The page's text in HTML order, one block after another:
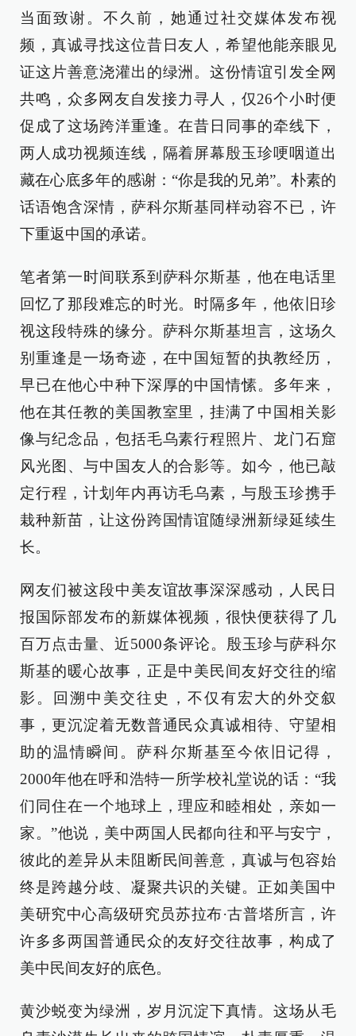
当面致谢。不久前，她通过社交媒体发布视
频，真诚寻找这位昔日友人，希望他能亲眼见
证这片善意浇灌出的绿洲。这份情谊引发全网
共鸣，众多网友自发接力寻人，仅26个小时便
促成了这场跨洋重逢。在昔日同事的牵线下，
两人成功视频连线，隔着屏幕殷玉珍哽咽道出
藏在心底多年的感谢：“你是我的兄弟”。朴素的
话语饱含深情，萨科尔斯基同样动容不已，许
下重返中国的承诺。
笔者第一时间联系到萨科尔斯基，他在电话里
回忆了那段难忘的时光。时隔多年，他依旧珍
视这段特殊的缘分。萨科尔斯基坦言，这场久
别重逢是一场奇迹，在中国短暂的执教经历，
早已在他心中种下深厚的中国情愫。多年来，
他在其任教的美国教室里，挂满了中国相关影
像与纪念品，包括毛乌素行程照片、龙门石窟
风光图、与中国友人的合影等。如今，他已敲
定行程，计划年内再访毛乌素，与殷玉珍携手
栽种新苗，让这份跨国情谊随绿洲新绿延续生
长。
网友们被这段中美友谊故事深深感动，人民日
报国际部发布的新媒体视频，很快便获得了几
百万点击量、近5000条评论。殷玉珍与萨科尔
斯基的暖心故事，正是中美民间友好交往的缩
影。回溯中美交往史，不仅有宏大的外交叙
事，更沉淀着无数普通民众真诚相待、守望相
助的温情瞬间。萨科尔斯基至今依旧记得，
2000年他在呼和浩特一所学校礼堂说的话：“我
们同住在一个地球上，理应和睦相处，亲如一
家。”他说，美中两国人民都向往和平与安宁，
彼此的差异从未阻断民间善意，真诚与包容始
终是跨越分歧、凝聚共识的关键。正如美国中
美研究中心高级研究员苏拉布·古普塔所言，许
许多多两国普通民众的友好交往故事，构成了
美中民间友好的底色。
黄沙蜕变为绿洲，岁月沉淀下真情。这场从毛